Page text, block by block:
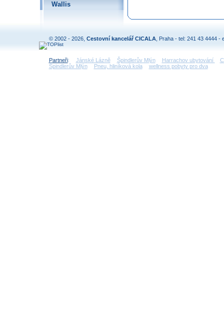
Wallis
© 2002 - 2026, Cestovní kancelář CICALA , Praha - tel: 241 43 4444 -
Partneři: Jánské Lázně Špindlerův Mlýn Harrachov ubytování
Špindlerův Mlýn
Pneu, hliníková kola wellness pobyty pro dva